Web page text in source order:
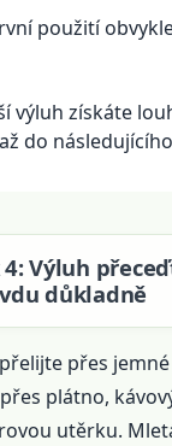
použití
výluh získáte
do
Výluh
důkladně
přes
plátno,
utěrku.